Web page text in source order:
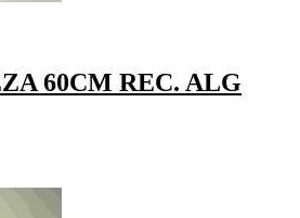
60CM REC. ALG